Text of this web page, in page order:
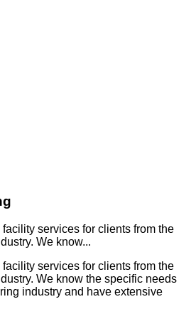
services for clients from the
We know...
services for clients from the
We know the specific needs
industry and have extensive